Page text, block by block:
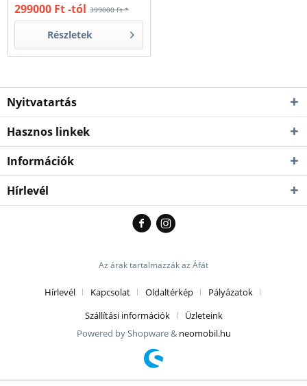
399000 Ft *
299000 Ft -tól
Részletek
Nyitvatartás
Hasznos linkek
Információk
Hírlevél
Az árak tartalmazzák az Áfát
Hírlevél Kapcsolat Oldaltérkép
Pályázatok
Szállítási információk
Üzleteink
Powered by Shopware & neomobil.hu